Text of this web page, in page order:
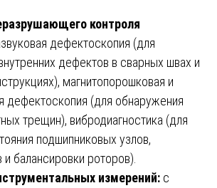
контроля
дефектоскопия (для
дефектов в сварных швах и
магнитопорошковая и
дефектоскопия (для обнаружения
трещин), вибродиагностика (для
подшипниковых узлов,
балансировки роторов).
измерений: с